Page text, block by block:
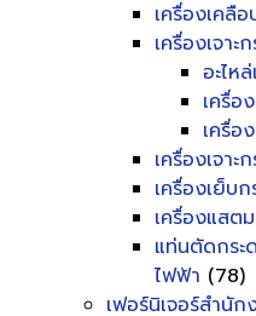
เครื่องเคลื
เครื่องเจาะ
อะไห
เครื่อ
เครื่อ
เครื่องเจาะ
เครื่องเย็บ
เครื่องแสต
แท่นตัดกร
ไฟฟ้า (78)
เฟอร์นิเจอร์สำนัก